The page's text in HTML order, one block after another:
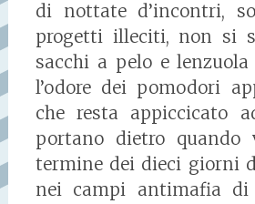
di nottate d’incontri,
progetti illeciti, non si
sacchi a pelo e lenzuola
l’odore dei pomodori
che resta appiccicato
portano dietro quando
termine dei dieci giorni
nei campi antimafia di